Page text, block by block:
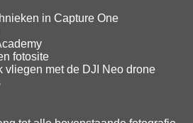
in Capture One
fotosite
vliegen met de DJI Neo drone